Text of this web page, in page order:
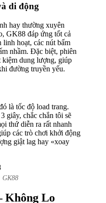
di động
hay thường xuyên
GK88 đáp ứng tốt cả
hoạt, các nút bấm
nhầm. Đặc biệt, phiên
kiệm dung lượng, giúp
đường truyền yếu.
là tốc độ load trang.
giây, chắc chắn tôi sẽ
thứ diễn ra rất nhanh
các trò chơi khởi động
giật lag hay «xoay
GK88
Không Lo